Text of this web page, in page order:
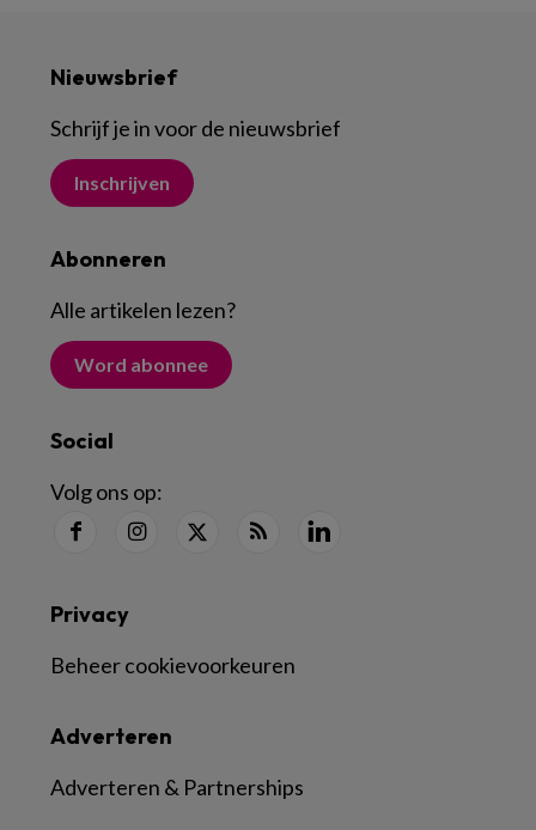
Nieuwsbrief
Schrijf je in voor de nieuwsbrief
Inschrijven
Abonneren
Alle artikelen lezen?
Word abonnee
Social
Volg ons op:
Adverteren
Adverteren & Partnerships
Privacy
Beheer cookievoorkeuren